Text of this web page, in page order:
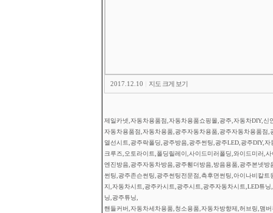
2017.12.10 지도 크게 보기
제일카넷,자동차용품점,자동차용품쇼핑몰,광주,자동차DIY,
자동차용품점,자동차용품,광주자동차용품,광주자동차용품
열선시트,광주락폴딩,광주방음,광주썬팅,광주LED,광주DIY,
크루즈,오토라이트,폴딩릴레이,사이드미러폴딩,와이드미러,
엔진방음,광주자동차방음,광주휀더방음,방음용품,광주본넷
썬팅,광주존슨썬팅,광주썬팅전문점,측후면썬팅,아이나비칼
지,자동차시트,광주카시트,광주시트,광주자동차시트,LED튜
닝,광주튜닝,
핸들커버,자동차세차용품,청소용품,자동차방향제,허브링,맴